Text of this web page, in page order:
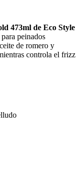
473ml de Eco Style
peinados
de romero y
controla el frizz